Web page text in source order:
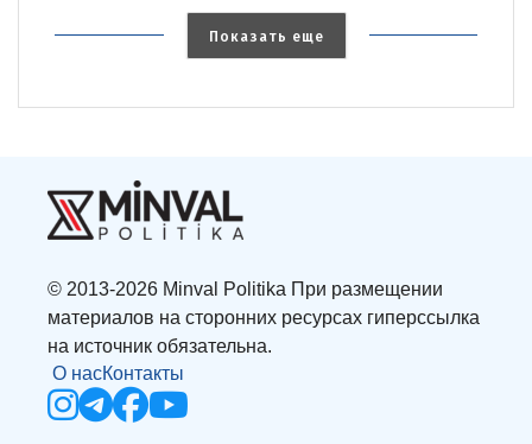
Показать еще
© 2013-2026 Minval Politika При размещении
материалов на сторонних ресурсах гиперссылка
на источник обязательна.
О насКонтакты